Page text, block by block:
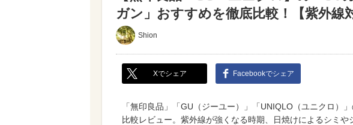
ガン」おすすめを徹底比較！【紫外線
Shion
Xでシェア Facebookでシェア
「無印良品」「GU（ジーユー）」「UNIQLO（ユニクロ）
比較レビュー。紫外線が強くなる時期、日焼けによるシミ